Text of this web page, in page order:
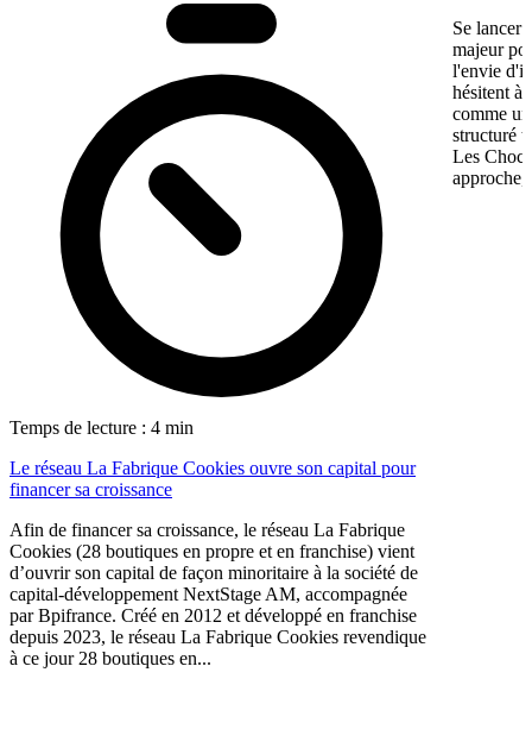
Temps de lecture : 4 min
Le réseau La Fabrique Cookies ouvre son capital pour
financer sa croissance
Afin de financer sa croissance, le réseau La Fabrique
Cookies (28 boutiques en propre et en franchise) vient
d’ouvrir son capital de façon minoritaire à la société de
capital-développement NextStage AM, accompagnée
par Bpifrance. Créé en 2012 et développé en franchise
depuis 2023, le réseau La Fabrique Cookies revendique
à ce jour 28 boutiques en...
Se lancer
majeur
l'envie
hésitent à
comme
structuré
Les
approche,